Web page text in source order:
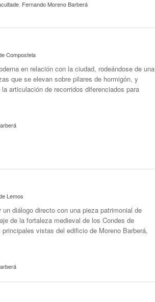
Fernando Moreno Barberá
Compostela
en relación con la ciudad, rodeándose de una
que se elevan sobre pilares de hormigón, y
articulación de recorridos diferenciados para
Lemos
diálogo directo con una pieza patrimonial de
de la fortaleza medieval de los Condes de
vistas del edificio de Moreno Barberá,